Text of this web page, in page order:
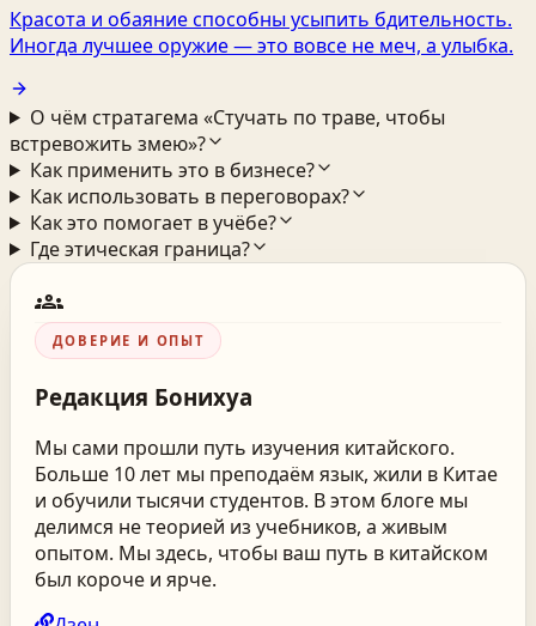
Красота и обаяние способны усыпить бдительность.
Иногда лучшее оружие — это вовсе не меч, а улыбка.
О чём стратагема «Стучать по траве, чтобы
встревожить змею»?
Как применить это в бизнесе?
Как использовать в переговорах?
Как это помогает в учёбе?
Где этическая граница?
groups
ДОВЕРИЕ И ОПЫТ
Редакция Бонихуа
Мы сами прошли путь изучения китайского.
Больше 10 лет мы преподаём язык, жили в Китае
и обучили тысячи студентов. В этом блоге мы
делимся не теорией из учебников, а живым
опытом. Мы здесь, чтобы ваш путь в китайском
был короче и ярче.